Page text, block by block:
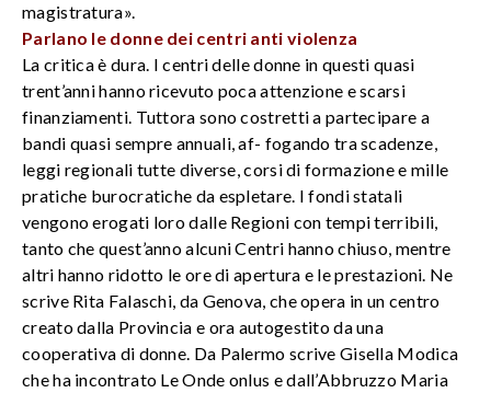
magistratura».
Parlano le donne dei centri anti violenza
La critica è dura. I centri delle donne in questi quasi
trent’anni hanno ricevuto poca attenzione e scarsi
finanziamenti. Tuttora sono costretti a partecipare a
bandi quasi sempre annuali, af- fogando tra scadenze,
leggi regionali tutte diverse, corsi di formazione e mille
pratiche burocratiche da espletare. I fondi statali
vengono erogati loro dalle Regioni con tempi terribili,
tanto che quest’anno alcuni Centri hanno chiuso, mentre
altri hanno ridotto le ore di apertura e le prestazioni. Ne
scrive Rita Falaschi, da Genova, che opera in un centro
creato dalla Provincia e ora autogestito da una
cooperativa di donne. Da Palermo scrive Gisella Modica
che ha incontrato Le Onde onlus e dall’Abbruzzo Maria